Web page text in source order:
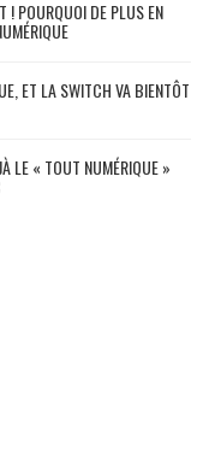
! POURQUOI DE PLUS EN
ET LA SWITCH VA BIENTÔT
LE « TOUT NUMÉRIQUE »